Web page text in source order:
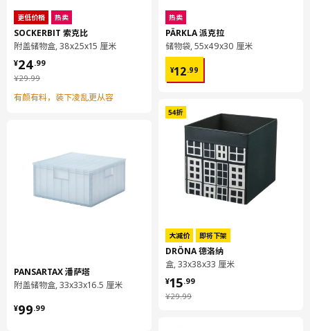
高度
宽度
16.5 厘米
容量
2.5 公升
16.5 厘米
包装数量
0.31 公斤
2.5 公升
重量
17 厘米
更低价格 热卖
SOCKERBIT 索克比
附盖储物盒, 38x25x15 厘米
¥29.99
¥ 29.99
¥24.99
¥ 24.99
有颜有料，装下凌乱更从容
PANSARTAX 潘萨塔
附盖储物盒, 33x33x16.5 厘米
¥99.99
¥ 99.99
热卖
PÄRKLA 派克拉
储物袋, 55x49x30 厘米
¥12.99
¥ 12.99
大减价 即将下架
DRÖNA 德洛纳
盒, 33x38x33 厘米
¥29.99
¥ 29.99
¥15.99
¥ 15.99